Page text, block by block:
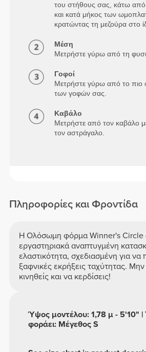
του στήθους σας, κάτω από
και κατά μήκος των
κρατώντας τη μεζούρα στο
Μέση
Μετρήστε γύρω από τη
Γοφοί
Μετρήστε γύρω από το πιο
των γοφών σας.
Καβάλο
Μετρήστε από τον καβάλο
τον αστράγαλο.
Πληροφορίες και Φροντίδα
Η Ολόσωμη φόρμα Winner's Circle
εργαστηριακά αναπτυγμένη
ελαστικότητα, σχεδιασμένη για να
ξαφνικές εκρήξεις ταχύτητας.
κινηθείς και να κερδίσεις!
Ύψος μοντέλου: 1,78 μ - 5'10" |
φοράει: Μέγεθος S